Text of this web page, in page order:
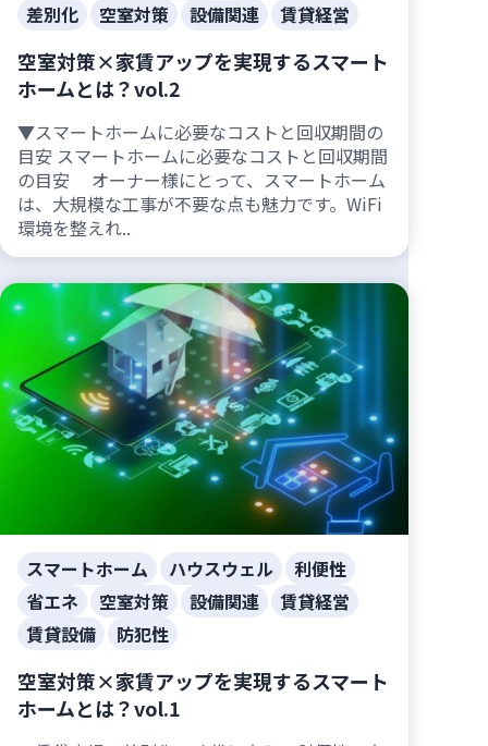
差別化
空室対策 設備関連 賃貸経営
空室対策×家賃アップを実現するスマート
ホームとは？vol.2
▼スマートホームに必要なコストと回収期間の
目安 スマートホームに必要なコストと回収期間
の目安 オーナー様にとって、スマートホーム
は、大規模な工事が不要な点も魅力です。WiFi
環境を整えれ..
スマートホーム ハウスウェル
利便性
省エネ
空室対策 設備関連
賃貸経営
賃貸設備
防犯性
空室対策×家賃アップを実現するスマート
ホームとは？vol.1